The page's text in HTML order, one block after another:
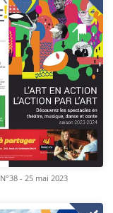
N°38 - 25 mai 2023